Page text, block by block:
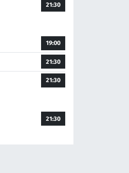
21:30
19:00
21:30
21:30
21:30